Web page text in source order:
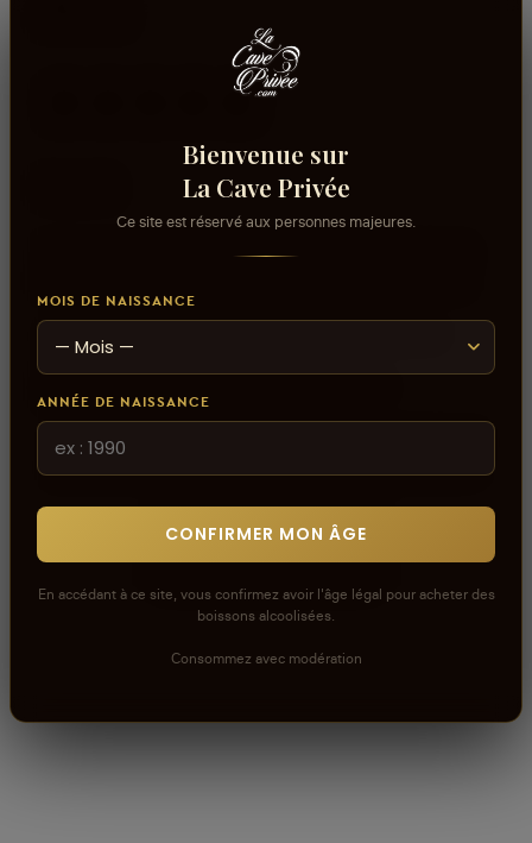
Connectez-vous pour donner votre opinion sur ce
Voir la politique de modération de la CAVE
Connectez-vous pour donner votre opinion sur ce
Bienvenue sur
La Cave Privée
Ce site est réservé aux personnes majeures.
MOIS DE NAISSANCE
ANNÉE DE NAISSANCE
CONFIRMER MON ÂGE
En accédant à ce site, vous confirmez avoir l'âge légal pour acheter des
boissons alcoolisées.
Consommez avec modération